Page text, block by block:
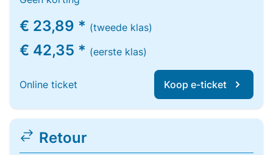
€ 23,89 * (tweede klas)
€ 42,35 * (eerste klas)
Online ticket Koop e-ticket
Retour